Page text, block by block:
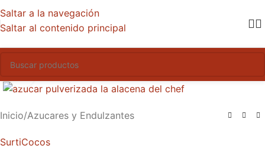
Saltar a la navegación
Saltar al contenido principal
Inicio/Azucares y Endulzantes
SurtiCocos